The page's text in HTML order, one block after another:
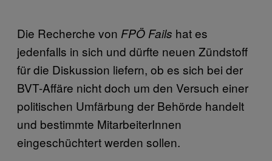
Die Recherche von FPÖ Fails hat es
jedenfalls in sich und dürfte neuen Zündstoff
für die Diskussion liefern, ob es sich bei der
BVT-Affäre nicht doch um den Versuch einer
politischen Umfärbung der Behörde handelt
und bestimmte MitarbeiterInnen
eingeschüchtert werden sollen.